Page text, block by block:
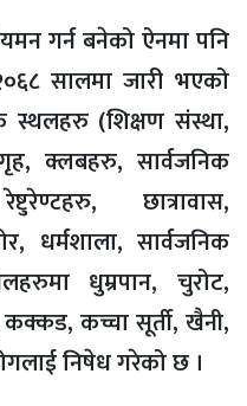
गर्न बनेको ऐनमा पनि
सालमा जारी भएको
स्थलहरु (शिक्षण संस्था,
क्लबहरु, सार्वजनिक
छात्रावास,
धर्मशाला, सार्वजनिक
धुम्रपान, चुरोट,
कच्चा सूर्ती, खैनी,
निषेध गरेको छ ।